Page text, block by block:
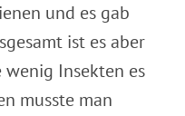
und es gab
ist es aber
wenig Insekten es
musste man